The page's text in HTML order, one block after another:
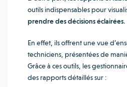
outils indispensables pour
prendre des décisions éclairées.
En effet, ils offrent une vue
techniciens, présentées de
Grâce à ces outils, les
des rapports détaillés sur :